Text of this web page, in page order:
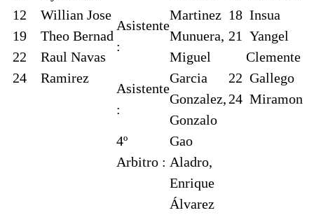
12
Willian Jose
19
Theo Bernad
22
Raul Navas
24
Ramirez
Asistente
:
Martinez
Munuera,
Miguel
Asistente
:
Garcia
Gonzalez,
Gonzalo
4º
Arbitro :
Gao
Aladro,
Enrique
Álvarez
18 Insua
21 Yangel
Clemente
22 Gallego
24 Miramon